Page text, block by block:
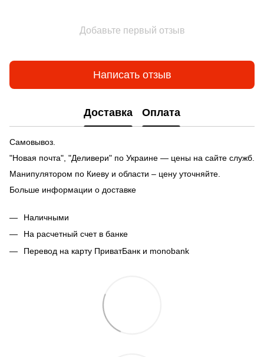
Добавьте первый отзыв
Написать отзыв
Доставка Оплата
Самовывоз.
"Новая почта", "Деливери" по Украине — цены на сайте служб.
Манипулятором по Киеву и области – цену уточняйте.
Больше информации о доставке
Наличными
На расчетный счет в банке
Перевод на карту ПриватБанк и monobank